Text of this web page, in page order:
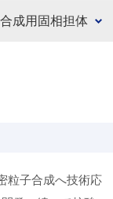
成用固相担体
粒子合成へ技術応